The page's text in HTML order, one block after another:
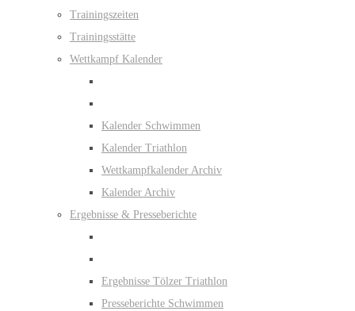
Trainingszeiten
Trainingsstätte
Wettkampf Kalender
Kalender Schwimmen
Kalender Triathlon
Wettkampfkalender Archiv
Kalender Archiv
Ergebnisse & Presseberichte
Ergebnisse Tölzer Triathlon
Presseberichte Schwimmen